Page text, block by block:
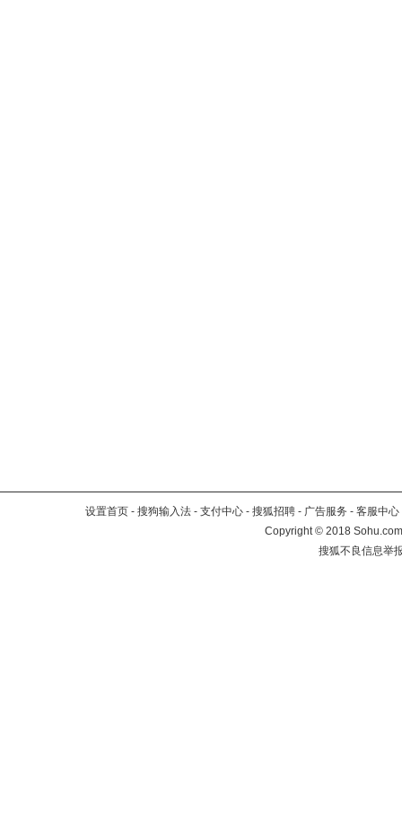
设置首页 - 搜狗输入法 - 支付中心 - 搜狐招聘 - 广告服务 - 客服中心
Copyright©2018
搜狐不良信息举